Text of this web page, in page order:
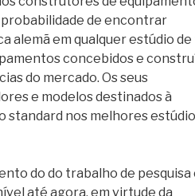
de encontrar
alemã em qualquer estúdio
concebidos e
do mercado. Os seus
e modelos destinados à
standard nos melhores
do do trabalho de pesquisa
até agora, em virtude da